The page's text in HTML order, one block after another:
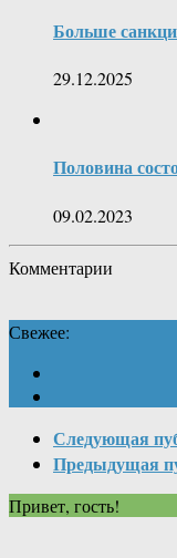
Больше
29.12.2025
Половина
09.02.2023
Комментарии
Свежее:
Следующая
Предыдущая
Привет, гость!